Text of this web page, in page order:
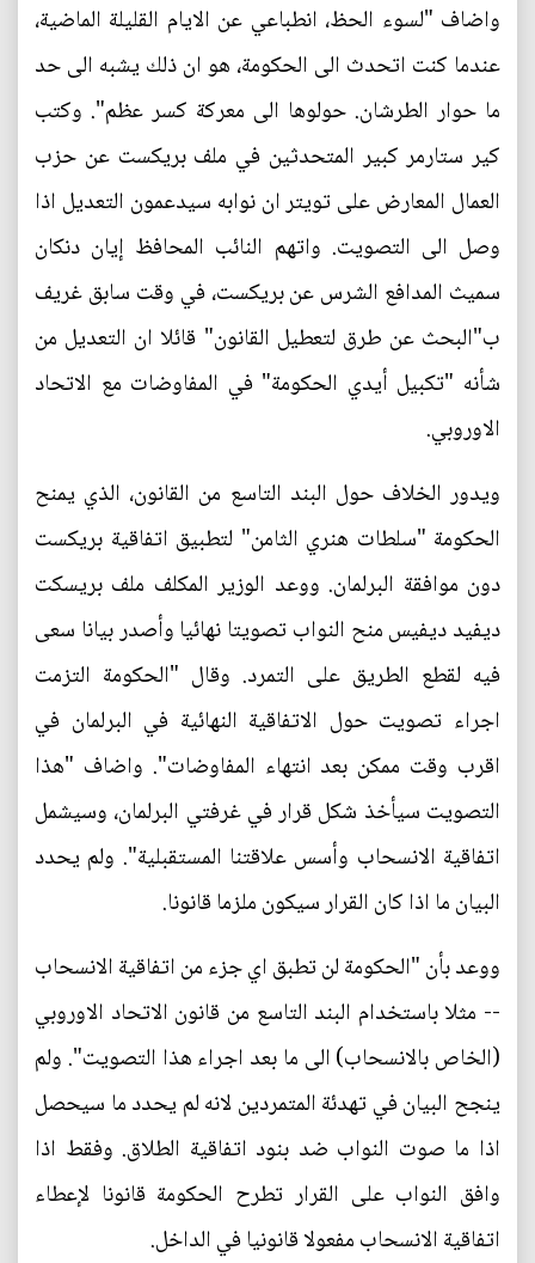
واضاف "لسوء الحظ، انطباعي عن الايام القليلة الماضية،
عندما كنت اتحدث الى الحكومة، هو ان ذلك يشبه الى حد
ما حوار الطرشان. حولوها الى معركة كسر عظم". وكتب
كير ستارمر كبير المتحدثين في ملف بريكست عن حزب
العمال المعارض على تويتر ان نوابه سيدعمون التعديل اذا
وصل الى التصويت. واتهم النائب المحافظ إيان دنكان
سميث المدافع الشرس عن بريكست، في وقت سابق غريف
ب"البحث عن طرق لتعطيل القانون" قائلا ان التعديل من
شأنه "تكبيل أيدي الحكومة" في المفاوضات مع الاتحاد
الاوروبي.
ويدور الخلاف حول البند التاسع من القانون، الذي يمنح
الحكومة "سلطات هنري الثامن" لتطبيق اتفاقية بريكست
دون موافقة البرلمان. ووعد الوزير المكلف ملف بريسكت
ديفيد ديفيس منح النواب تصويتا نهائيا وأصدر بيانا سعى
فيه لقطع الطريق على التمرد. وقال "الحكومة التزمت
اجراء تصويت حول الاتفاقية النهائية في البرلمان في
اقرب وقت ممكن بعد انتهاء المفاوضات". واضاف "هذا
التصويت سيأخذ شكل قرار في غرفتي البرلمان، وسيشمل
اتفاقية الانسحاب وأسس علاقتنا المستقبلية". ولم يحدد
البيان ما اذا كان القرار سيكون ملزما قانونا.
ووعد بأن "الحكومة لن تطبق اي جزء من اتفاقية الانسحاب
-- مثلا باستخدام البند التاسع من قانون الاتحاد الاوروبي
(الخاص بالانسحاب) الى ما بعد اجراء هذا التصويت". ولم
ينجح البيان في تهدئة المتمردين لانه لم يحدد ما سيحصل
اذا ما صوت النواب ضد بنود اتفاقية الطلاق. وفقط اذا
وافق النواب على القرار تطرح الحكومة قانونا لإعطاء
اتفاقية الانسحاب مفعولا قانونيا في الداخل.